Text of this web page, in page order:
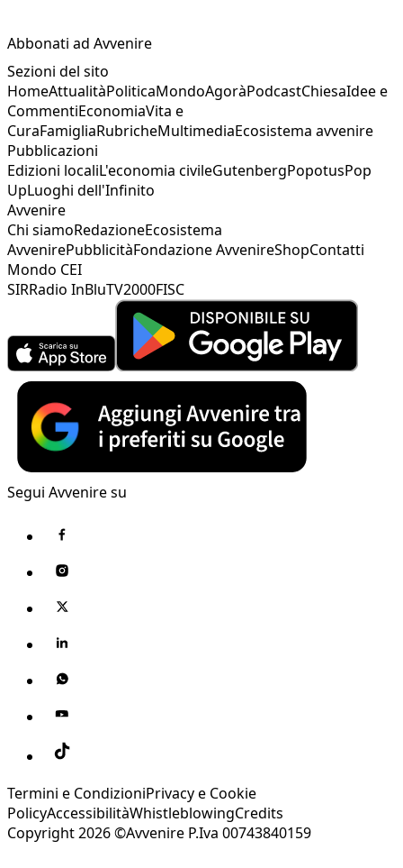
Abbonati ad Avvenire
Sezioni del sito
HomeAttualitàPoliticaMondoAgoràPodcastChiesaIdee e
CommentiEconomiaVita e
CuraFamigliaRubricheMultimediaEcosistema avvenire
Pubblicazioni
Edizioni localiL'economia civileGutenbergPopotusPop
UpLuoghi dell'Infinito
Avvenire
Chi siamoRedazioneEcosistema
AvvenirePubblicitàFondazione AvvenireShopContatti
Mondo CEI
SIRRadio InBluTV2000FISC
Segui Avvenire su
Termini e CondizioniPrivacy e Cookie
PolicyAccessibilitàWhistleblowingCredits
Copyright 2026 ©Avvenire P.Iva 00743840159